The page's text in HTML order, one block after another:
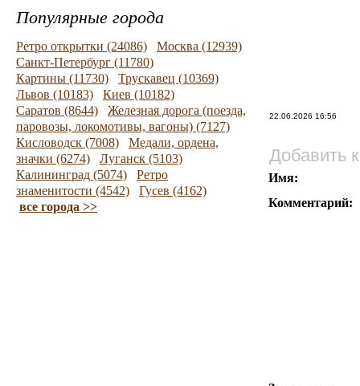
Популярные города
Ретро открытки (24086)
Москва (12939)
Санкт-Петербург (11780)
Картины (11730)
Трускавец (10369)
Львов (10183)
Киев (10182)
Саратов (8644)
Железная дорога (поезда,
паровозы, локомотивы, вагоны) (7127)
Кисловодск (7008)
Медали, ордена,
значки (6274)
Луганск (5103)
Калининград (5074)
Ретро
знаменитости (4542)
Гусев (4162)
все города >>
22.06.2026 16:56
Добавить
Имя:
Комментарий: